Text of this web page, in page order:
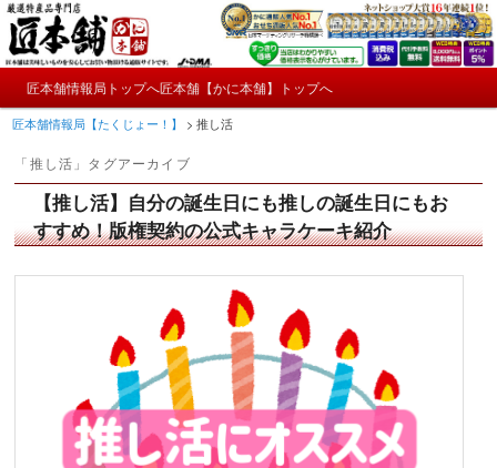
メ
イ
ン
ン
テ
サ
ブ
コ
テ
ン
匠本舗情報局【たくじょー！】
かにやおせちについてのおもしろ情報や興味深い記事をお届けします。
ン
メ
イ
ン
コ
サ
ブ
コ
ン
匠本舗情報局トップへ匠本舗【かに本舗】トップへ
匠本舗情報局【たくじょー！】 >推し活
「推し活 」タグアーカイブ
【推し活】自分の誕生日にも推しの誕生日にもお
すすめ！版権契約の公式キャラケーキ紹介